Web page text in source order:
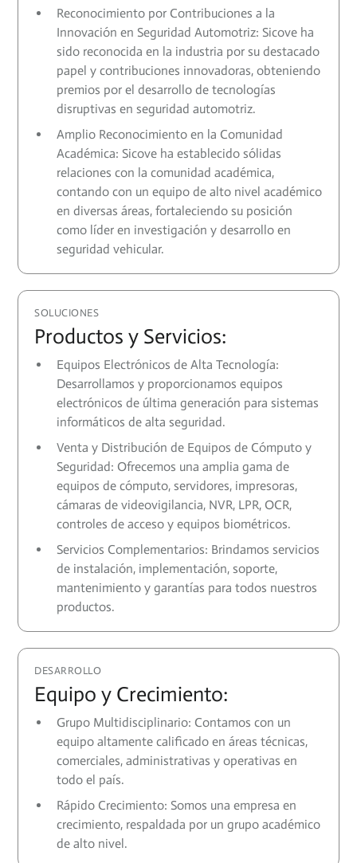
Reconocimiento por Contribuciones a la
Innovación en Seguridad Automotriz: Sicove ha
sido reconocida en la industria por su destacado
papel y contribuciones innovadoras, obteniendo
premios por el desarrollo de tecnologías
disruptivas en seguridad automotriz.
Amplio Reconocimiento en la Comunidad
Académica: Sicove ha establecido sólidas
relaciones con la comunidad académica,
contando con un equipo de alto nivel académico
en diversas áreas, fortaleciendo su posición
como líder en investigación y desarrollo en
seguridad vehicular.
SOLUCIONES
Productos y Servicios:
Equipos Electrónicos de Alta Tecnología:
Desarrollamos y proporcionamos equipos
electrónicos de última generación para sistemas
informáticos de alta seguridad.
Venta y Distribución de Equipos de Cómputo y
Seguridad: Ofrecemos una amplia gama de
equipos de cómputo, servidores, impresoras,
cámaras de videovigilancia, NVR, LPR, OCR,
controles de acceso y equipos biométricos.
Servicios Complementarios: Brindamos servicios
de instalación, implementación, soporte,
mantenimiento y garantías para todos nuestros
productos.
DESARROLLO
Equipo y Crecimiento:
Grupo Multidisciplinario: Contamos con un
equipo altamente calificado en áreas técnicas,
comerciales, administrativas y operativas en
todo el país.
Rápido Crecimiento: Somos una empresa en
crecimiento, respaldada por un grupo académico
de alto nivel.